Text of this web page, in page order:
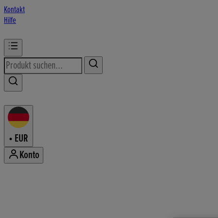
Kontakt
Hilfe
• EUR
Konto